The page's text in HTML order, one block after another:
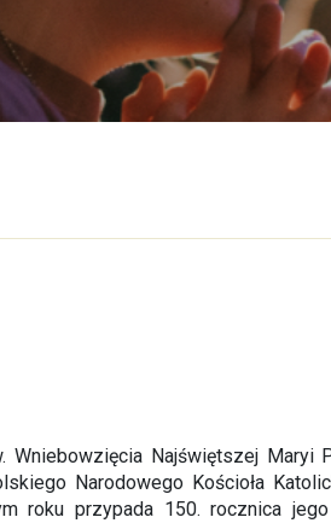
Najświętszej Maryi
Narodowego Kościoła
roku przypada 150. rocznica